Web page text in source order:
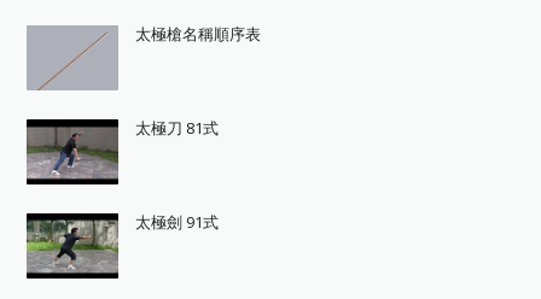
太極槍名稱順序表
太極刀 81式
太極劍 91式